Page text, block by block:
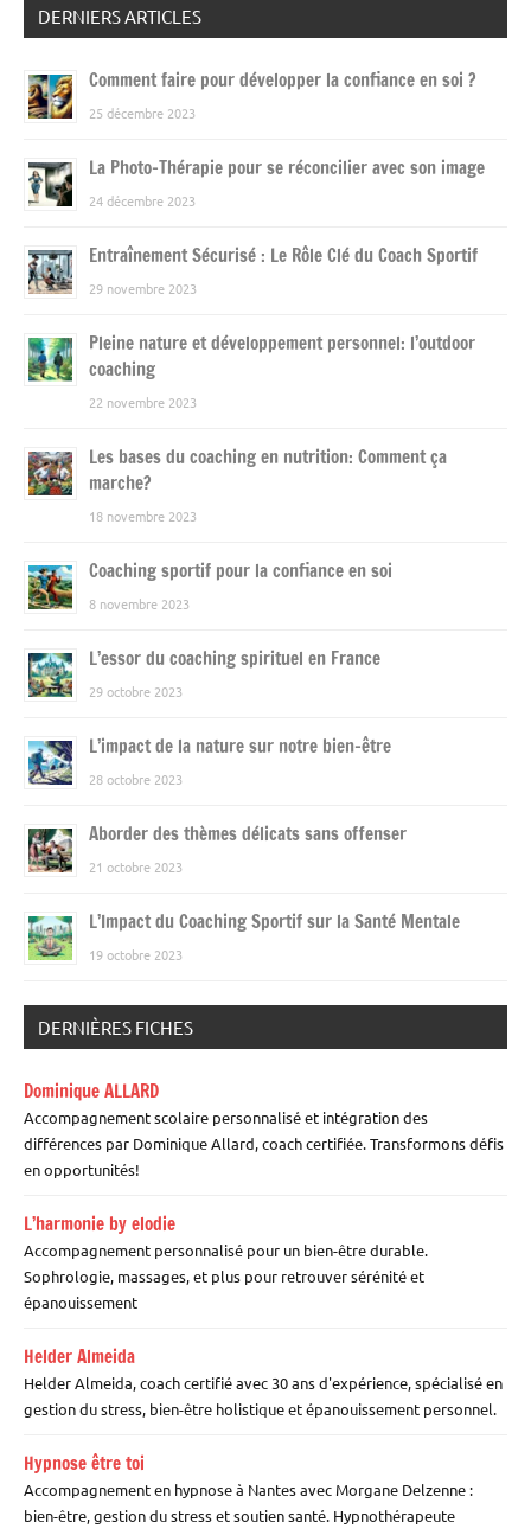
DERNIERS ARTICLES
Comment faire pour développer la confiance en soi ?
25 décembre 2023
La Photo-Thérapie pour se réconcilier avec son image
24 décembre 2023
Entraînement Sécurisé : Le Rôle Clé du Coach Sportif
29 novembre 2023
Pleine nature et développement personnel: l’outdoor
coaching
22 novembre 2023
Les bases du coaching en nutrition: Comment ça
marche?
18 novembre 2023
Coaching sportif pour la confiance en soi
8 novembre 2023
L’essor du coaching spirituel en France
29 octobre 2023
L’impact de la nature sur notre bien-être
28 octobre 2023
Aborder des thèmes délicats sans offenser
21 octobre 2023
L’Impact du Coaching Sportif sur la Santé Mentale
19 octobre 2023
DERNIÈRES FICHES
Dominique ALLARD
Accompagnement scolaire personnalisé et intégration des
différences par Dominique Allard, coach certifiée. Transformons défis
en opportunités!
L’harmonie by elodie
Accompagnement personnalisé pour un bien-être durable.
Sophrologie, massages, et plus pour retrouver sérénité et
épanouissement
Helder Almeida
Helder Almeida, coach certifié avec 30 ans d'expérience, spécialisé en
gestion du stress, bien-être holistique et épanouissement personnel.
Hypnose être toi
Accompagnement en hypnose à Nantes avec Morgane Delzenne :
bien-être, gestion du stress et soutien santé. Hypnothérapeute